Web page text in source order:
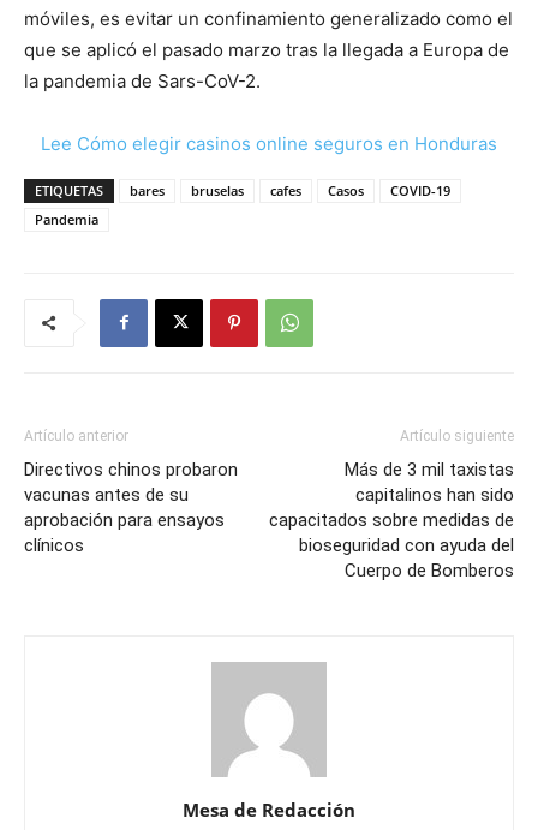
móviles, es evitar un confinamiento generalizado como el
que se aplicó el pasado marzo tras la llegada a Europa de
la pandemia de Sars-CoV-2.
Lee Cómo elegir casinos online seguros en Honduras
ETIQUETAS bares bruselas cafes Casos
COVID-19
Pandemia
Artículo anterior
Directivos chinos probaron
vacunas antes de su
aprobación para ensayos
clínicos
Artículo siguiente
Más de 3 mil taxistas
capitalinos han sido
capacitados sobre medidas de
bioseguridad con ayuda del
Cuerpo de Bomberos
Mesa de Redacción